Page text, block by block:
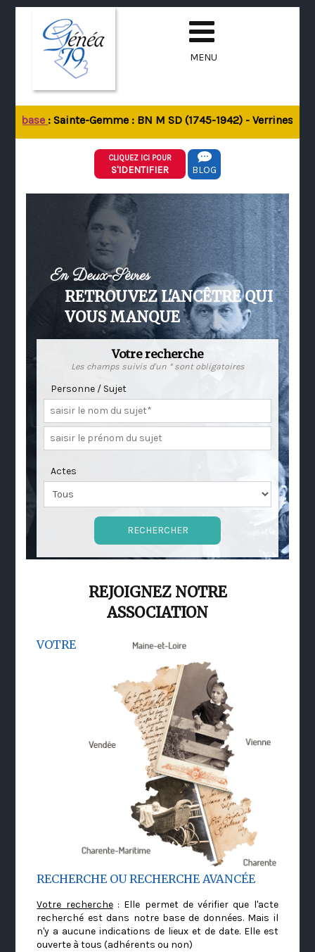
MENU
base: Sainte-Gemme : BN M SD (1745-1942) - Verrines-
CLIQUEZ ICI POUR
S'IDENTIFIER BLOG
En Deux-Sèvres
RETROUVEZ L'ANCÊTRE QUI
VOUS MANQUE
Votre recherche
Les champs suivis d'un * sont obligatoires
Personne / Sujet
Actes
REJOIGNEZ NOTRE
ASSOCIATION
VOTRE
RECHERCHE OU RECHERCHE AVANCÉE
Votre recherche: Elle permet de vérifier que l'acte
recherché est dans notre base de données. Mais il
n'y a aucune indications de lieux et de date. Elle est
ouverte à tous (adhérents ou non)